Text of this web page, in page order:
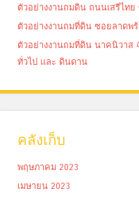
ตัวอย่างงานถมดิน ถนนเสรีไท
ตัวอย่างงานถมที่ดิน ซอยลาดพ
ตัวอย่างงานถมที่ดิน นาคนิวาส
ทั่วไป และ ดินดาน
คลังเก็บ
พฤษภาคม 2023
เมษายน 2023